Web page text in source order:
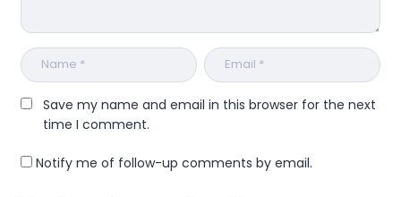
Save my name and email in this browser for the next
time I comment.
Notify me of follow-up comments by email.